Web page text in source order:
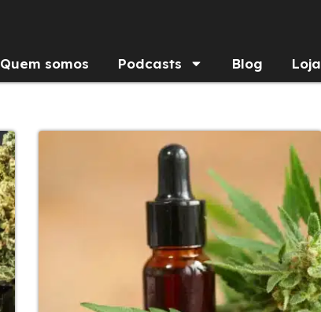
Quem somos Podcasts Blog Loja